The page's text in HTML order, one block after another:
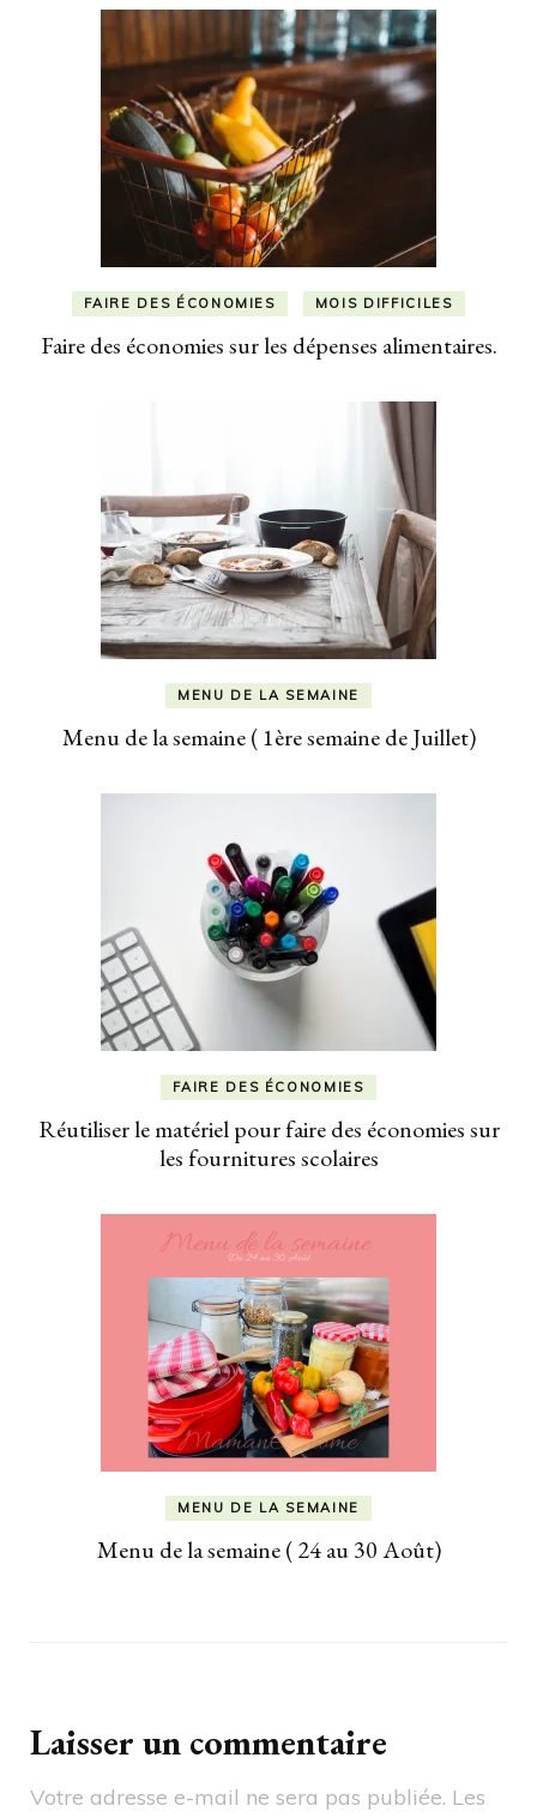
FAIRE DES ÉCONOMIES MOIS DIFFICILES
Faire des économies sur les dépenses alimentaires.
MENU DE LA SEMAINE
Menu de la semaine ( 1ère semaine de Juillet)
FAIRE DES ÉCONOMIES
Réutiliser le matériel pour faire des économies sur
les fournitures scolaires
MENU DE LA SEMAINE
Menu de la semaine ( 24 au 30 Août)
Laisser un commentaire
Votre adresse e-mail ne sera pas publiée. Les